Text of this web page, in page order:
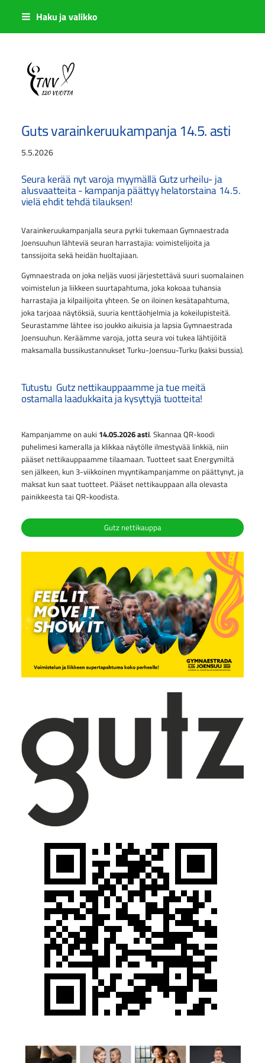
Siirry
sisältöön
Haku ja valikko
Sivuston etusivulle
Guts varainkeruukampanja 14.5. asti
5.5.2026
Seura kerää nyt varoja myymällä Gutz urheilu- ja
alusvaatteita - kampanja päättyy helatorstaina 14.5.
vielä ehdit tehdä tilauksen!
Varainkeruukampanjalla seura pyrkii tukemaan Gymnaestrada
Joensuuhun lähteviä seuran harrastajia: voimistelijoita ja
tanssijoita sekä heidän huoltajiaan.
Gymnaestrada on joka neljäs vuosi järjestettävä suuri suomalainen
voimistelun ja liikkeen suurtapahtuma, joka kokoaa tuhansia
harrastajia ja kilpailijoita yhteen. Se on iloinen kesätapahtuma,
joka tarjoaa näytöksiä, suuria kenttäohjelmia ja kokeilupisteitä.
Seurastamme lähtee iso joukko aikuisia ja lapsia Gymnaestrada
Joensuuhun. Keräämme varoja, jotta seura voi tukea lähtijöitä
maksamalla bussikustannukset Turku-Joensuu-Turku (kaksi bussia).
Tutustu Gutz nettikauppaamme ja tue meitä
ostamalla laadukkaita ja kysyttyjä tuotteita!
Kampanjamme on auki 14.05.2026 asti. Skannaa QR-koodi
puhelimesi kameralla ja klikkaa näytölle ilmestyvää linkkiä, niin
pääset nettikauppaamme tilaamaan. Tuotteet saat Energymiltä
sen jälkeen, kun 3-viikkoinen myyntikampanjamme on päättynyt, ja
maksat kun saat tuotteet. Pääset nettikauppaan alla olevasta
painikkeesta tai QR-koodista.
Gutz nettikauppa